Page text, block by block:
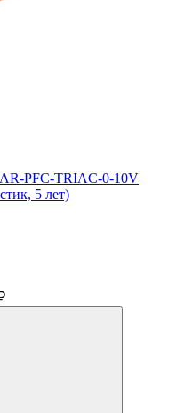
PFC-TRIAC-0-10V
5 лет)